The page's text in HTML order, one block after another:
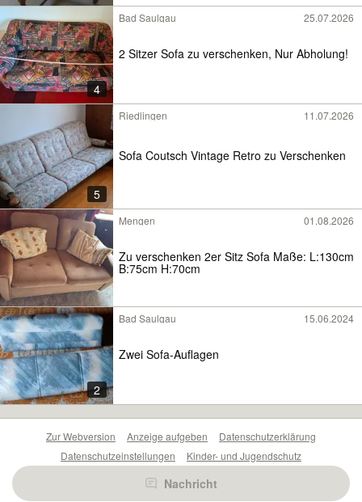
4
Bad Saulgau 25.07.2026
2 Sitzer Sofa zu verschenken, Nur Abholung!
5
Riedlingen 11.07.2026
Sofa Coutsch Vintage Retro zu Verschenken
Mengen 01.08.2026
Zu verschenken 2er Sitz Sofa Maße: L:130cm
B:75cm H:70cm
2
Bad Saulgau 15.06.2024
Zwei Sofa-Auflagen
Nachricht
Zur Webversion Anzeige aufgeben
Datenschutzerklärung
Datenschutzeinstellungen
Kinder- und Jugendschutz
Barrierefreiheitserklärung